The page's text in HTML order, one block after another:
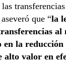
que “la
al
la
alto valor en